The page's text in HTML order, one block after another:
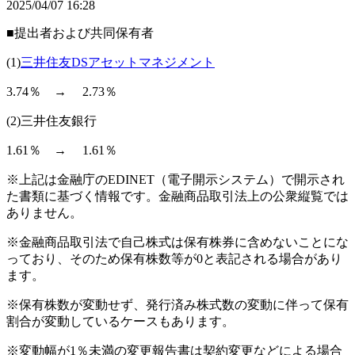
2025/04/07 16:28
■提出者および共同保有者
(1)三井住友DSアセットマネジメント
3.74％ → 2.73％
(2)三井住友銀行
1.61％ → 1.61％
※上記は金融庁のEDINET（電子開示システム）で開示され
た書類に基づく情報です。金融商品取引法上の公衆縦覧では
ありません。
※金融商品取引法で自己株式は保有株券に含めないことにな
っており、そのため保有株数等が0と表記される場合があり
ます。
※保有株数が変動せず、発行済み株式数の変動に伴って保有
割合が変動しているケースもあります。
※変動幅が1％未満の変更報告書は契約変更などによる場合